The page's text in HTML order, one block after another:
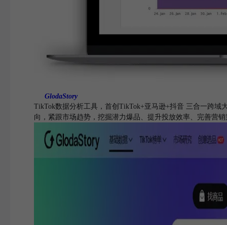
GlodaStory
TikTok数据分析工具，首创TikTok+亚马逊+抖音 三合一跨
向，紧跟市场趋势，挖掘潜力爆品、提升投放效率、完善营